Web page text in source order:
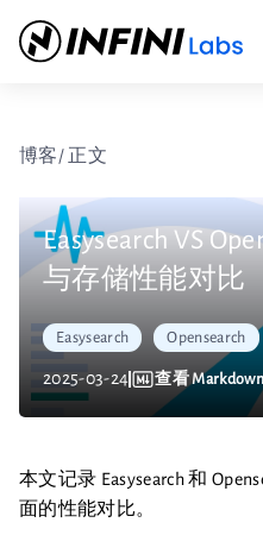
博客/ 正文
Easysearch VS
与存储性能对比
Easysearch Opensearch
2025-03-24 查看 Markdown
本文记录 Easysearch 和
面的性能对比。